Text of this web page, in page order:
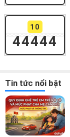
10
44444
Tin tức nổi bật